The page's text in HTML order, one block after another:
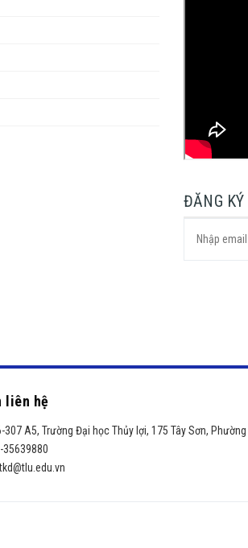
ĐĂNG
liên hệ
307 A5, Trường Đại học Thủy lợi, 175 Tây Sơn,
35639880